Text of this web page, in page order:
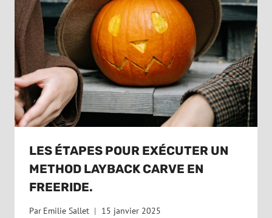
LES ÉTAPES POUR EXÉCUTER UN
METHOD LAYBACK CARVE EN
FREERIDE.
Par Emilie Sallet 15 janvier 2025